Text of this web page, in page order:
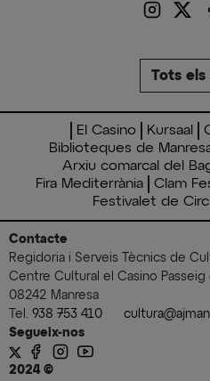
Tots els
El Casino Kursaal
Biblioteques de
Arxiu comarcal del
Fira Mediterrània
Clam
Festivalet de Circ
Contacte
Regidoria i Serveis Tècnics de
Centre Cultural el Casino Passeig
08242 Manresa
Tel. 938 753 410
Segueix-nos
2024 ©